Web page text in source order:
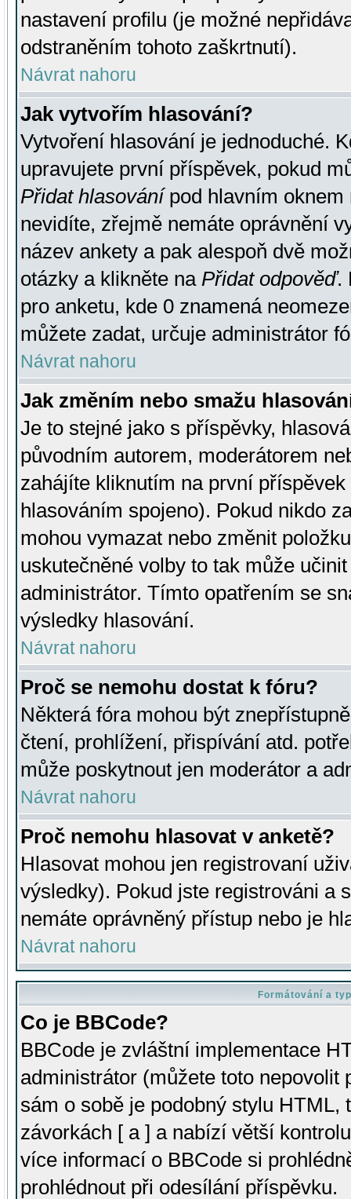
nastavení profilu (je možné
odstraněním tohoto zaškrtnutí).
Návrat nahoru
Jak vytvořím hlasování?
Vytvoření hlasování je jednoduché.
upravujete první příspěvek, pokud
Přidat hlasovánípod hlavním oknem
nevidíte, zřejmě nemáte oprávnění
název ankety a pak alespoň dvě
otázky a klikněte na Přidat odpověď.
pro anketu, kde 0 znamená
můžete zadat, určuje administrátor
Návrat nahoru
Jak změním nebo smažu
Je to stejné jako s příspěvky,
původním autorem, moderátorem
zahájíte kliknutím na první
hlasováním spojeno). Pokud nikdo
mohou vymazat nebo změnit
uskutečněné volby to tak může
administrátor. Tímto opatřením se
výsledky hlasování.
Návrat nahoru
Proč se nemohu dostat k fóru?
Některá fóra mohou být
čtení, prohlížení, přispívání atd.
může poskytnout jen moderátor a
Návrat nahoru
Proč nemohu hlasovat v anketě?
Hlasovat mohou jen registrovaní
výsledky). Pokud jste registrováni a
nemáte oprávněný přístup nebo je
Návrat nahoru
Formátování a
Co je BBCode?
BBCode je zvláštní implementace
administrátor (můžete toto
sám o sobě je podobný stylu HTML,
závorkách [ a ] a nabízí větší
více informací o BBCode si
prohlédnout při odesílání příspěvku.